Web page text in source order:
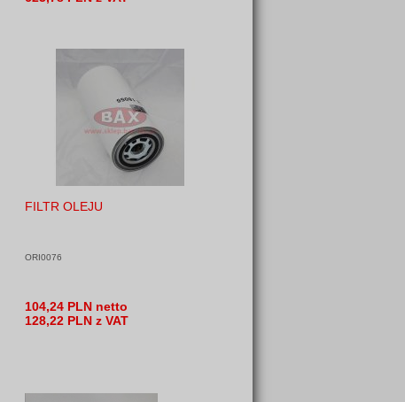
FILTR OLEJU
ORI0076
104,24 PLN netto
128,22 PLN z VAT